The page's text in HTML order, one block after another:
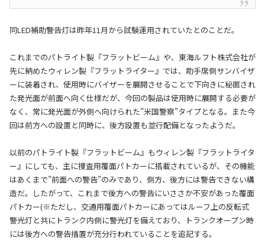
同LED補助警告灯は昨年11月から試験運用されていたとのことだ。
これまでのパトライト製『フラットビーム』や、東海ルフト株式会社が
先に納めたウィレン製『フラットライター』では、助手席側サンバイザ
ーに装着され、使用時にバイザーを展開させることで下向きに秘匿され
た発光面が前面へ向く仕様だが、今回の製品は使用時に展開する必要が
なく、常に発光面が外側へ向けられた”米国警察”タイプとなる。また今
回は前方への設置と同時に、後方設置も並行配備となったようだ。
以前のパトライト製『フラットビーム』もウィレン製『フラットライタ
ー』にしても、主に捜査用覆面パトカーに搭載されているが、その機能
はあくまで”前面への警告”のみであり、側方、後方には警告できない構
造だ。したがって、これまで後方への警告にいささか不安があった覆面
パトカー(※ただし、交通用覆面パトカーにあってはルーフ上の反転式
警光灯と共にトランク内側に警光灯を備えており、トランクオープン時
には後方への警告措置が充分行われていることを追記する。